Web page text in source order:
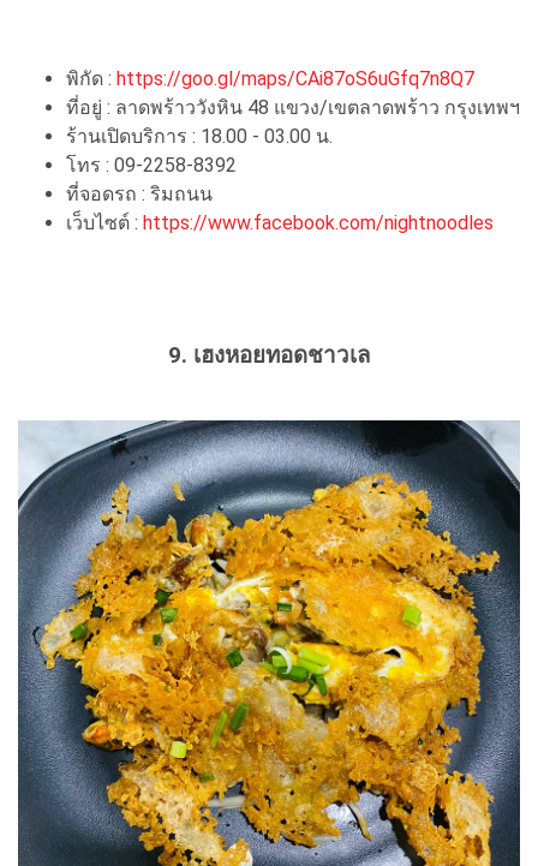
พิกัด : https://goo.gl/maps/CAi87oS6uGfq7n8Q7
ที่อยู่ : ลาดพร้าววังหิน 48 แขวง/เขตลาดพร้าว กรุงเทพฯ
ร้านเปิดบริการ : 18.00 - 03.00 น.
โทร : 09-2258-8392
ที่จอดรถ : ริมถนน
เว็บไซต์ : https://www.facebook.com/nightnoodles
9. เฮงหอยทอดชาวเล